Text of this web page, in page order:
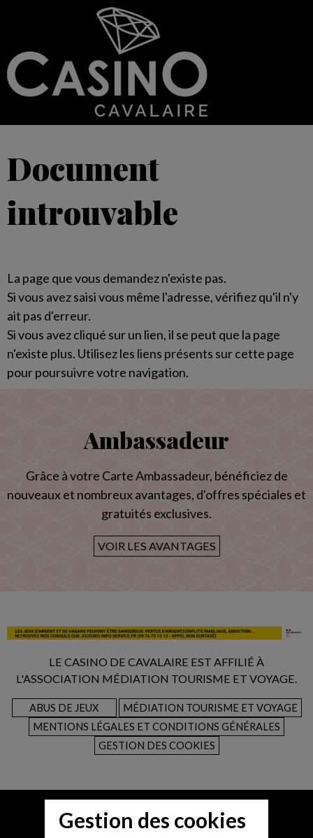
Document
introuvable
La page que vous demandez n'existe pas.
Si vous avez saisi vous même l'adresse, vérifiez qu'il n'y
ait pas d'erreur.
Si vous avez cliqué sur un lien, il se peut que la page
n'existe plus. Utilisez les liens présents sur cette page
pour poursuivre votre navigation.
Ambassadeur
Grâce à votre Carte Ambassadeur, bénéficiez de
nouveaux et nombreux avantages, d'offres spéciales et
gratuités exclusives.
VOIR LES AVANTAGES
LE CASINO DE CAVALAIRE EST AFFILIÉ À
L'ASSOCIATION MÉDIATION TOURISME ET VOYAGE.
ABUS DE JEUX
MÉDIATION TOURISME ET VOYAGE
MENTIONS LÉGALES ET CONDITIONS GÉNÉRALES
GESTION DES COOKIES
Gestion des cookies